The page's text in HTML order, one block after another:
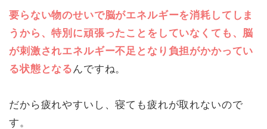
要らない物のせいで脳がエネルギーを消耗してしま
うから、特別に頑張ったことをしていなくても、脳
が刺激されエネルギー不足となり負担がかかってい
る状態となる んですね。
だから疲れやすいし、寝ても疲れが取れないので
す。